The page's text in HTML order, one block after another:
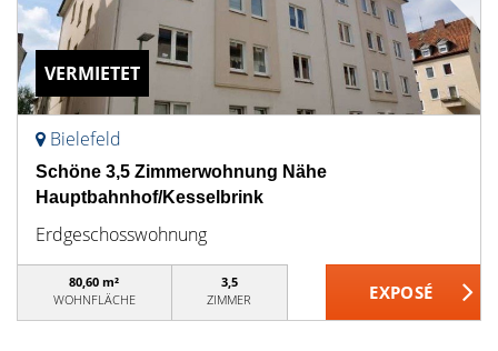
VERMIETET
Bielefeld
Schöne 3,5 Zimmerwohnung Nähe
Hauptbahnhof/Kesselbrink
Erdgeschosswohnung
80,60 m²
WOHNFLÄCHE
3,5
ZIMMER